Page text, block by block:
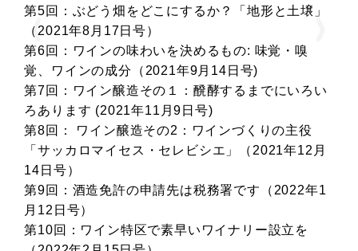
を活用したほうが・・・」
第16回：ワイナリーのお金の話その3「醸造設備は
輸入モノが多いのです」
第17回：ワイナリーのお金の話その4「ワインをつ
くるにはぶどうだけでは足りない」
第18回：ワイナリーのお金の話その5「クラウドフ
ァンディングがもたらす緊張感」
第19回：ワイナリーのお金の話その6「補助金利用
は計画的に」
第20回：まずはソムリエナイフ、使えるようにな
りましょう